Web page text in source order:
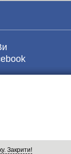
Закрити!
при
площею 16 га і
1000 робочих
на території